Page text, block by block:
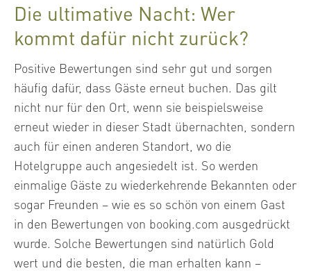
Die ultimative Nacht: Wer
kommt dafür nicht zurück?
Positive Bewertungen sind sehr gut und sorgen
häufig dafür, dass Gäste erneut buchen. Das gilt
nicht nur für den Ort, wenn sie beispielsweise
erneut wieder in dieser Stadt übernachten, sondern
auch für einen anderen Standort, wo die
Hotelgruppe auch angesiedelt ist. So werden
einmalige Gäste zu wiederkehrende Bekannten oder
sogar Freunden – wie es so schön von einem Gast
in den Bewertungen von booking.com ausgedrückt
wurde. Solche Bewertungen sind natürlich Gold
wert und die besten, die man erhalten kann –